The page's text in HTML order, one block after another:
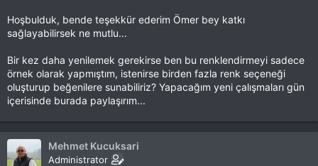
Mehmet Kucuksari' Alıntı:
Kucuk bir dip not, forumumuzda tam bir demokrasi olsa
da, yine de son sozu ABI'LERIMIZ söyler
Genişletmek için tıkla ...
Mehmet, çok teşekkür ederim. Her ne kadar %51 oy hakkını (
bize vermiş olsanda, ben ekip çalışmasına her zaman
inanmışımdır.
Hoşbulduk, bende teşekkür ederim Ömer bey katkı
sağlayabilirsek ne mutlu...
Bir kez daha yenilemek gerekirse ben bu renklendirmeyi sadece
örnek olarak yapmıştım, istenirse birden fazla renk seçeneği
oluşturup beğenilere sunabiliriz? Yapacağım yeni çalışmaları gün
içerisinde burada paylaşırım...
Mehmet Kucuksari
Administrator